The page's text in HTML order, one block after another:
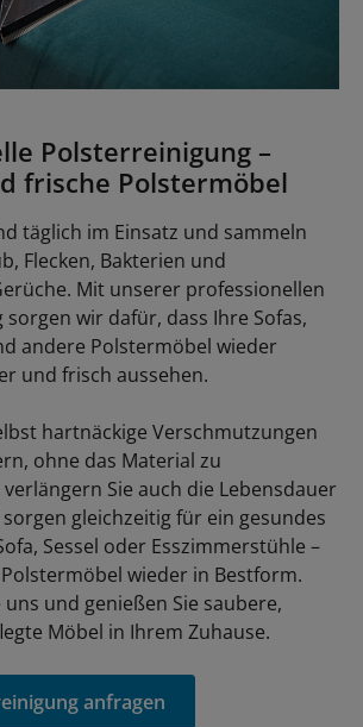
Polsterreinigung –
frische Polstermöbel
täglich im Einsatz und sammeln
Flecken, Bakterien und
Mit unserer professionellen
wir dafür, dass Ihre Sofas,
andere Polstermöbel wieder
und frisch aussehen.
hartnäckige Verschmutzungen
ohne das Material zu
Sie auch die Lebensdauer
gleichzeitig für ein gesundes
Sessel oder Esszimmerstühle –
wieder in Bestform.
und genießen Sie saubere,
Möbel in Ihrem Zuhause.
anfragen